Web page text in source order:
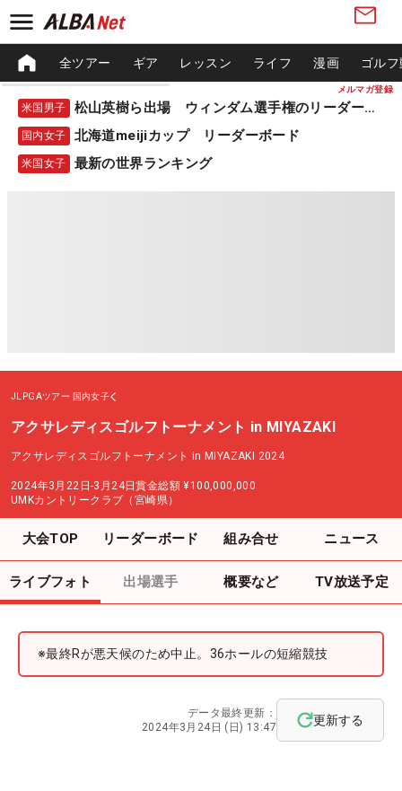
メルマガ登録
全ツアー ギア レッスン ライフ 漫画 ゴル
米国男子 松山英樹ら出場 ウィンダム選手権のリーダーボード
国内女子 北海道meijiカップ リーダーボード
米国女子 最新の世界ランキング
JLPGAツアー 国内女子
アクサレディスゴルフトーナメント in MIYAZAKI
アクサレディスゴルフトーナメント in MIYAZAKI 2024
2024年3月22日-3月24日賞金総額 ¥100,000,000
UMKカントリークラブ（宮崎県）
大会TOP リーダーボード 組み合せ ニュース
ライブフォト 出場選手 概要など TV放送予定
※最終Rが悪天候のため中止。36ホールの短縮競技
データ最終更新：
2024年3月24日 (日) 13:47
更新する